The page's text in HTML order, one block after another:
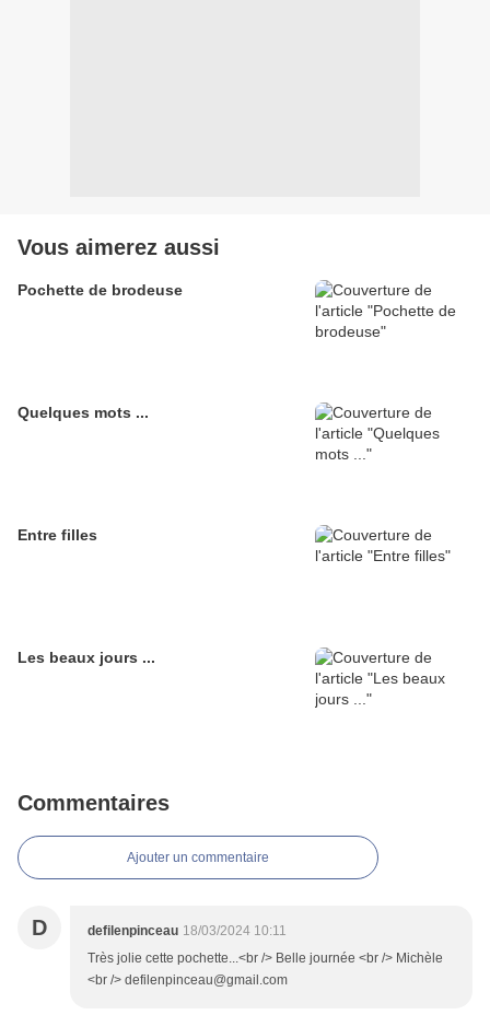
Vous aimerez aussi
Pochette de brodeuse
Quelques mots ...
Entre filles
Les beaux jours ...
Commentaires
Ajouter un commentaire
D defilenpinceau 18/03/2024 10:11
Très jolie cette pochette...<br /> Belle journée <br /> Michèle
<br /> defilenpinceau@gmail.com